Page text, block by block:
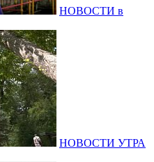
НОВОСТИ в
НОВОСТИ УТРА